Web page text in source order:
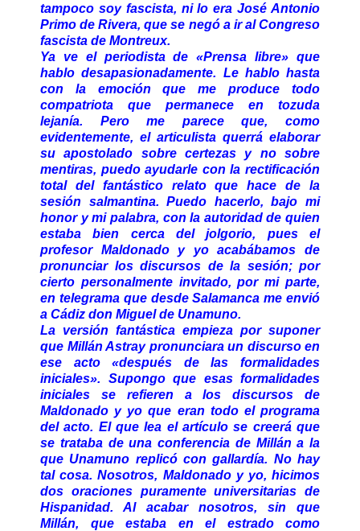
tampoco soy fascista, ni lo era José Antonio
Primo de Rivera, que se negó a ir al Congreso
fascista de Montreux.
Ya ve el periodista de «Prensa libre» que
hablo desapasionadamente. Le hablo hasta
con la emoción que me produce todo
compatriota que permanece en tozuda
lejanía. Pero me parece que, como
evidentemente, el articulista querrá elaborar
su apostolado sobre certezas y no sobre
mentiras, puedo ayudarle con la rectificación
total del fantástico relato que hace de la
sesión salmantina. Puedo hacerlo, bajo mi
honor y mi palabra, con la autoridad de quien
estaba bien cerca del jolgorio, pues el
profesor Maldonado y yo acabábamos de
pronunciar los discursos de la sesión; por
cierto personalmente invitado, por mi parte,
en telegrama que desde Salamanca me envió
a Cádiz don Miguel de Unamuno.
La versión fantástica empieza por suponer
que Millán Astray pronunciara un discurso en
ese acto «después de las formalidades
iniciales». Supongo que esas formalidades
iniciales se refieren a los discursos de
Maldonado y yo que eran todo el programa
del acto. El que lea el artículo se creerá que
se trataba de una conferencia de Millán a la
que Unamuno replicó con gallardía. No hay
tal cosa. Nosotros, Maldonado y yo, hicimos
dos oraciones puramente universitarias de
Hispanidad. Al acabar nosotros, sin que
Millán, que estaba en el estrado como